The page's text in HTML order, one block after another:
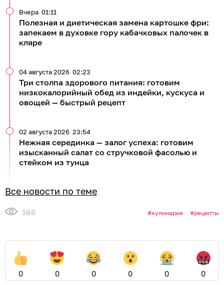
Полезная и диетическая замена картошке фри:
запекаем в духовке гору кабачковых палочек в
кляре
Вчера 01:11
Три столпа здорового питания: готовим
низкокалорийный обед из индейки, кускуса и
овощей — быстрый рецепт
04 августа 2026 02:23
Нежная серединка — залог успеха: готовим
изысканный салат со стручковой фасолью и
стейком из тунца
02 августа 2026 23:54
Все новости по теме
166 кулинария рецепты
0 0 0 0 0 0